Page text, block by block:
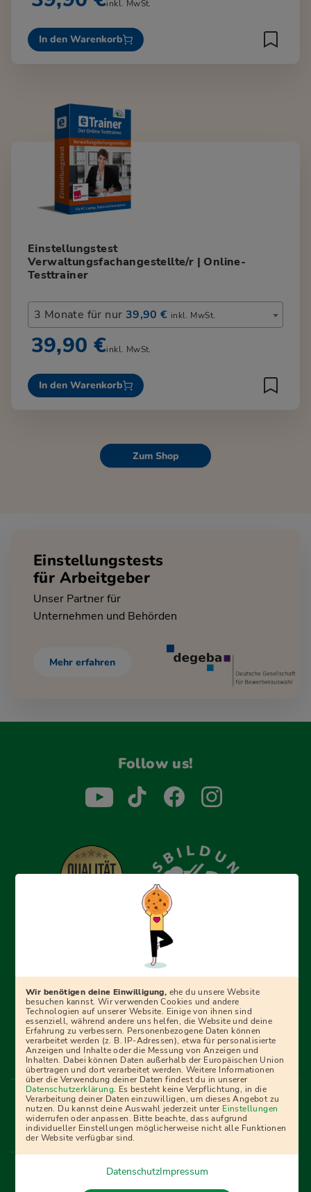
inkl. MwSt.
In den Warenkorb
Einstellungstest
Verwaltungsfachangestellte/r | Online-
Testtrainer
3 Monate für nur 39,90 € inkl. MwSt.
39,90 €inkl. MwSt.
In den Warenkorb
Zum Shop
Einstellungstests
für Arbeitgeber
Unser Partner für
Unternehmen und Behörden
Mehr erfahren
Follow us!
Erfolgreich bewerben mit Ausbildungspark: Wir
begleiten dich Schritt für Schritt bei deinem Start in den
Ratgebern und Prüfungspaketen, interaktiven
Videokursen und vielem mehr. Für alle, die was werden
wollen!
Menü Fußleiste
Impressum Bildquellen Presse
Mediadaten
Partner
AGB Datenschutz
Widerrufsbelehrung
Bestellung
Affiliate Partner Cookies
Wir benötigen deine Einwilligung, ehe du unsere Website
besuchen kannst. Wir verwenden Cookies und andere
Technologien auf unserer Website. Einige von ihnen sind
essenziell, während andere uns helfen, die Website und deine
Erfahrung zu verbessern. Personenbezogene Daten können
verarbeitet werden (z. B. IP-Adressen), etwa für personalisierte
Anzeigen und Inhalte oder die Messung von Anzeigen und
Inhalten. Dabei können Daten außerhalb der Europäischen Union
übertragen und dort verarbeitet werden. Weitere Informationen
über die Verwendung deiner Daten findest du in unserer
Datenschutzerklärung. Es besteht keine Verpflichtung, in die
Verarbeitung deiner Daten einzuwilligen, um dieses Angebot zu
nutzen. Du kannst deine Auswahl jederzeit unter Einstellungen
widerrufen oder anpassen. Bitte beachte, dass aufgrund
individueller Einstellungen möglicherweise nicht alle Funktionen
der Website verfügbar sind.
DatenschutzImpressum